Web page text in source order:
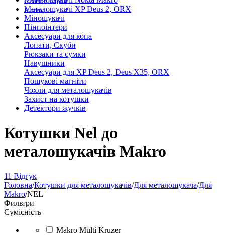
Karma
Металошукачі XP Deus 2, ORX
Міношукачі
Пінпоінтери
Аксесуари для копа
Лопати, Скуби
Рюкзаки та сумки
Навушники
Аксесуари для XP Deus 2, Deus X35, ORX
Пошукові магніти
Чохли для металошукачів
Захист на котушки
Детектори жучків
Котушки Nel до
металошукачів Makro
11 Відгук
Головна/Котушки для металошукачів/Для металошукача/Для
Makro/NEL
Фильтри
Сумісність
Makro Multi Kruzer